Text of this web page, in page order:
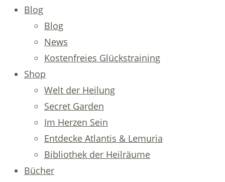
Blog
Blog
News
Kostenfreies Glückstraining
Shop
Welt der Heilung
Secret Garden
Im Herzen Sein
Entdecke Atlantis & Lemuria
Bibliothek der Heilräume
Bücher